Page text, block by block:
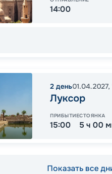
14:00
2 день01.04.2027,
Луксор
ПРИБЫТИЕ
15:00
СТОЯНКА
5 ч 00
Показать все